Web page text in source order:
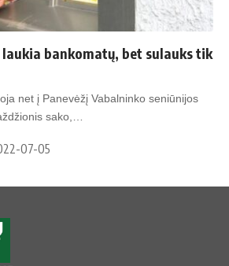
bankomatų, bet sulauks tik
net į Panevėžį Vabalninko seniūnijos
sako,…
07-05